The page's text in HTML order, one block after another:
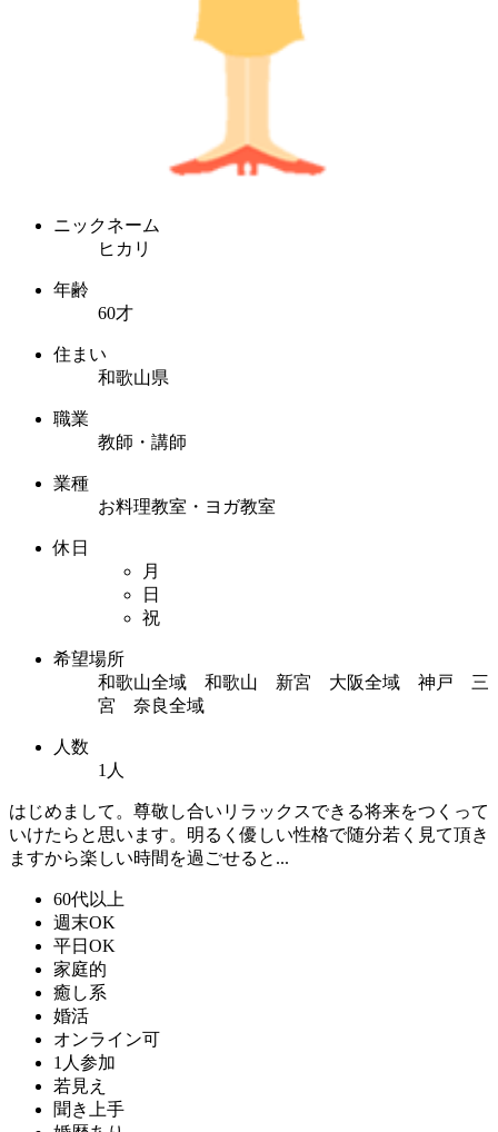
ニックネーム
ヒカリ
年齢
60才
住まい
和歌山県
職業
教師・講師
業種
お料理教室・ヨガ教室
休日
月
日
祝
希望場所
和歌山全域 和歌山 新宮 大阪全域 神戸 三
宮 奈良全域
人数
1人
はじめまして。尊敬し合いリラックスできる将来をつくって
いけたらと思います。明るく優しい性格で随分若く見て頂き
ますから楽しい時間を過ごせると...
60代以上
週末OK
平日OK
家庭的
癒し系
婚活
オンライン可
1人参加
若見え
聞き上手